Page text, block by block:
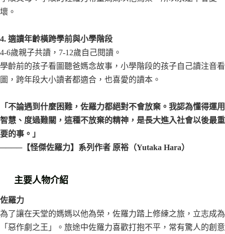
壞。
4. 適讀年齡橫跨學前與小學階段
4-6歲親子共讀，7-12歲自己閱讀。
學齡前的孩子看圖聽爸媽念故事，小學階段的孩子自己讀注音看
圖，跨年段大小讀者都適合，也喜愛的讀本 。
「不論遇到什麼困難，佐羅力都絕對不會放棄。我認為懂得運用
智慧、度過難關，這種不放棄的精神，是長大進入社會以後最重
要的事。」
────【怪傑佐羅力】系列作者 原裕（Yutaka Hara）
主要人物介紹
佐羅力
為了讓在天堂的媽媽以他為榮，佐羅力踏上修練之旅，立志成為
「惡作劇之王」。旅途中佐羅力喜歡打抱不平，常有驚人的創意